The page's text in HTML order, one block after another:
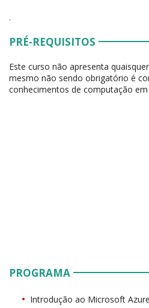
.
PRÉ-REQUISITOS
Este curso não apresenta
mesmo não sendo obrigatório é
conhecimentos de computação em
PROGRAMA
Introdução ao Microsoft